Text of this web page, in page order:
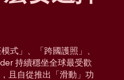
式」、「跨國護照」、
持續穩坐全球最受歡
且自從推出「滑動」功